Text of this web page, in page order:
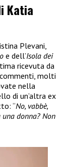
Katia
Plevani,
e dell’Isola dei
ricevuta da
molti
nella
di un’altra ex
“No, vabbè,
una donna? Non